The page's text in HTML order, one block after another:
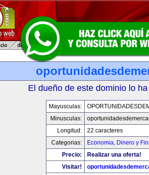
El dueño de este dominio lo
Mayusculas:
Minusculas:
Longitud:
22 caracteres
Categorias:
Economia, Dinero y
Precio:
Realizar una oferta!
Visitar!